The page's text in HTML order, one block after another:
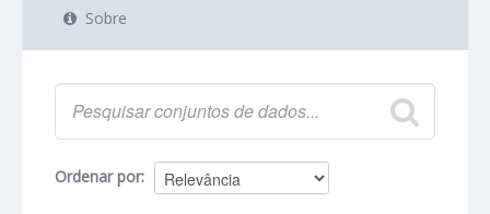
Sobre
Ordenar por